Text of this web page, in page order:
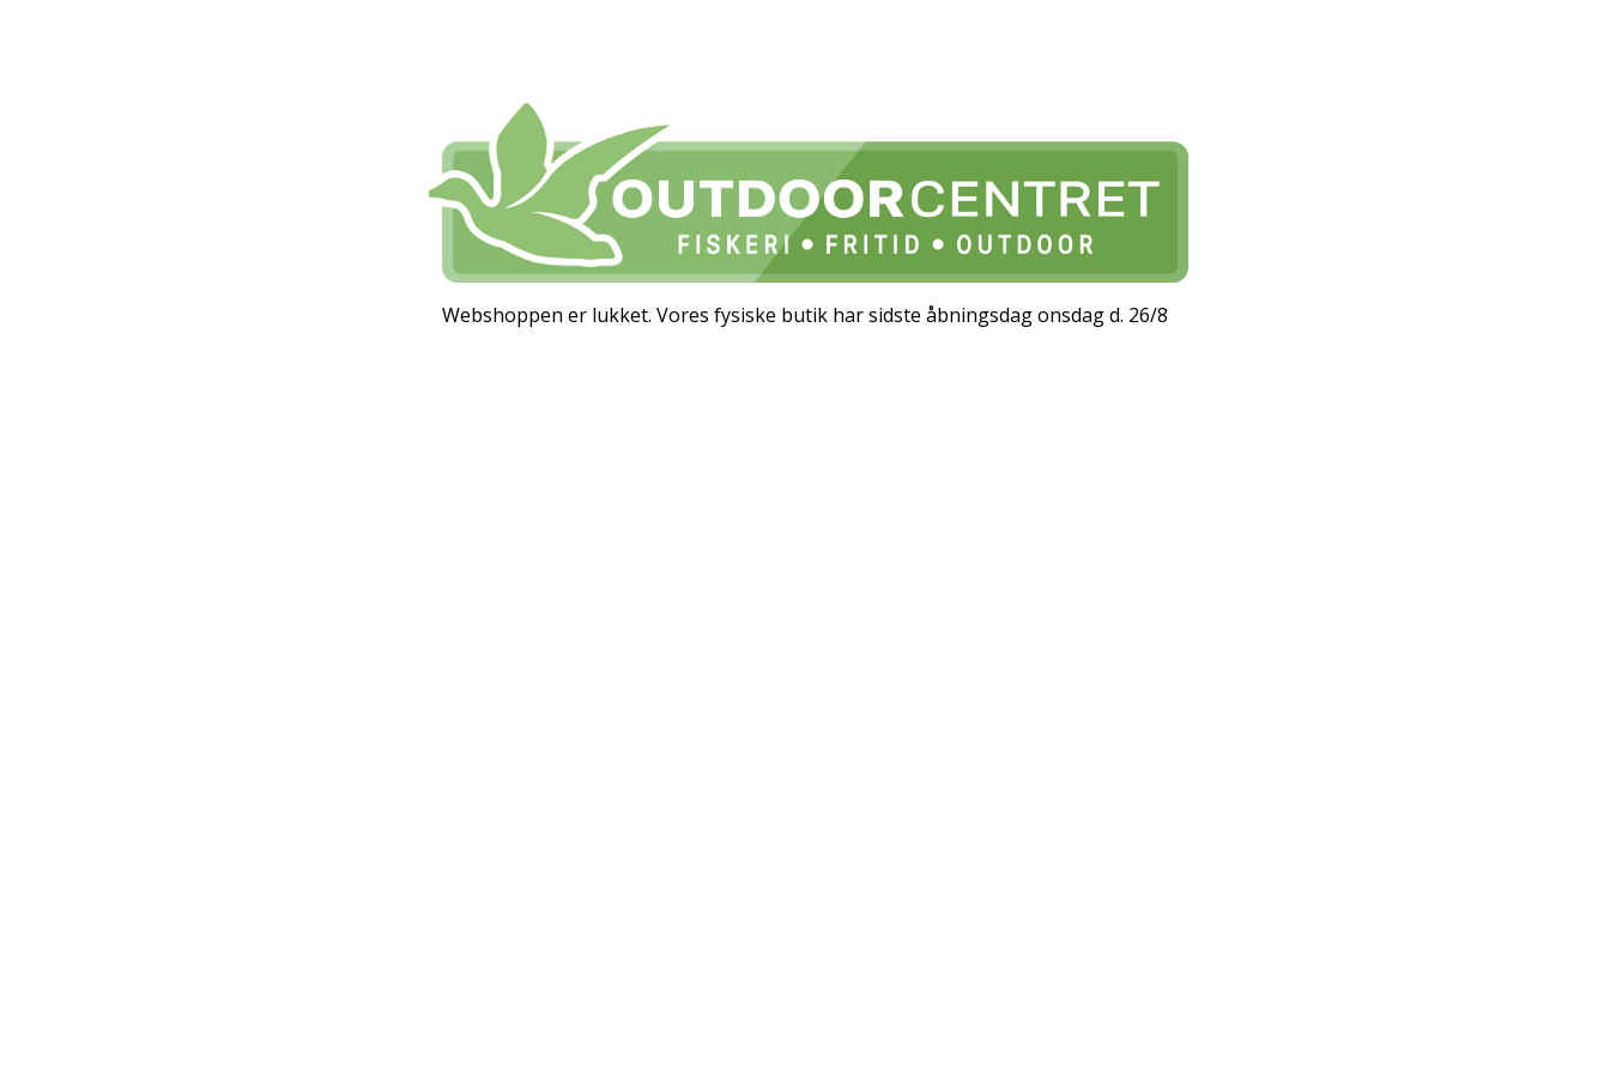
Webshoppen er lukket. Vores fysiske butik har sidste åbningsdag onsdag d. 26/8